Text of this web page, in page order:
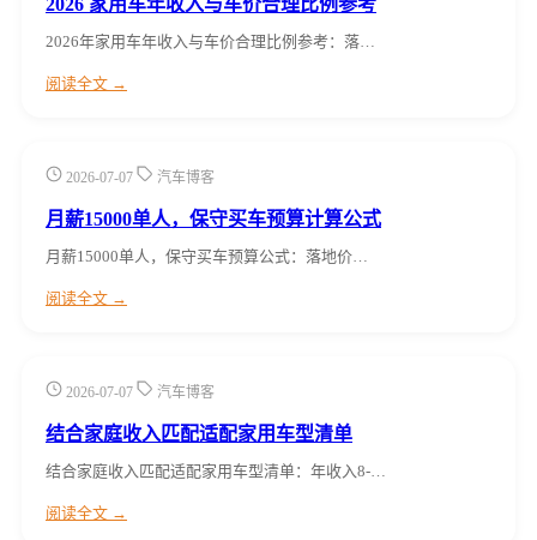
2026年家用车年收入与车价合理比例参考：落…
阅读全文 →
2026-07-07 汽车博客
月薪15000单人，保守买车预算计算公式
月薪15000单人，保守买车预算公式：落地价…
阅读全文 →
2026-07-07 汽车博客
结合家庭收入匹配适配家用车型清单
结合家庭收入匹配适配家用车型清单：年收入8-…
阅读全文 →